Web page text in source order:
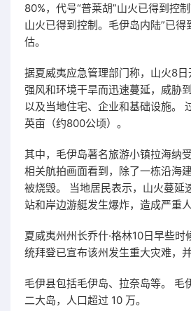
80%，代号“普莱胡”山火已得到控
山火已得到控制。毛伊岛内陆”已得
估。
据夏威夷应急管理部门称，山火8
强风和环境干旱而迅速蔓延，威胁
以及当地住宅、企业和基础设施。
英亩（约800公顷）。
其中，毛伊岛著名旅游小镇拉海纳
相关航拍画面看到，除了一栋沿海
被烧毁。 当地居民表示，山火蔓延
站和岸边游艇发生爆炸，造成严重人
夏威夷州州长乔什·格林10日早些时
统拜登已宣布该州发生重大灾难，
毛伊县包括毛伊岛、拉奈岛等。 毛
二大岛，人口超过 10 万。